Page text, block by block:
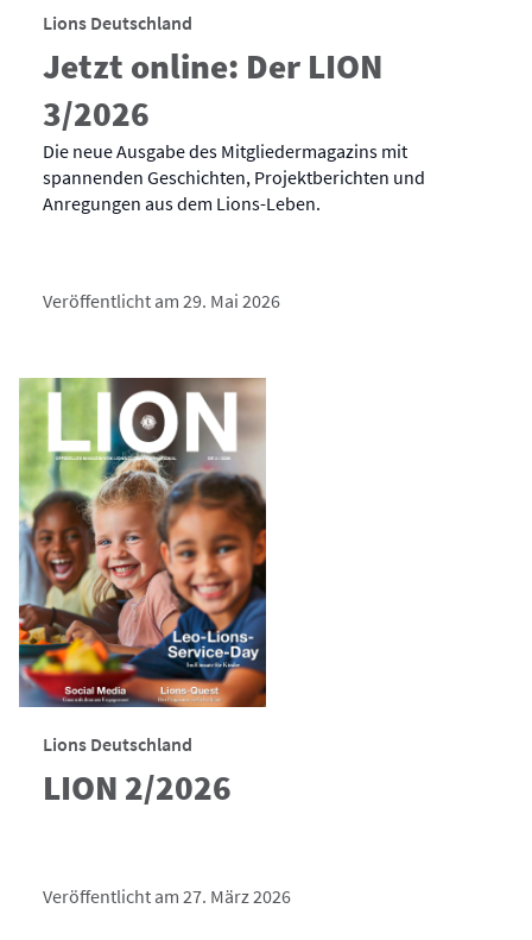
Lions Deutschland
Jetzt online: Der LION
3/2026
Die neue Ausgabe des Mitgliedermagazins mit
spannenden Geschichten, Projektberichten und
Anregungen aus dem Lions-Leben.
Veröffentlicht am 29. Mai 2026
Lions Deutschland
LION 2/2026
Veröffentlicht am 27. März 2026